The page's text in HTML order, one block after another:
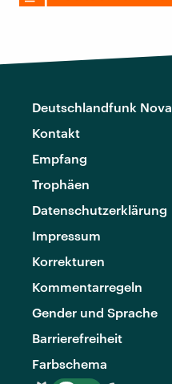
Deutschlandfunk Nova
Kontakt
Empfang
Trophäen
Datenschutzerklärung
Impressum
Korrekturen
Kommentarregeln
Gender und Sprache
Barrierefreiheit
Farbschema